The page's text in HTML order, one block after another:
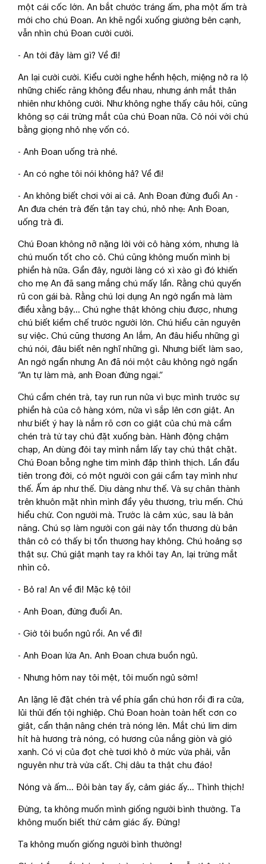
một cái cốc lớn. An bắt chước tráng ấm, pha một ấm trà
mới cho chú Đoan. An khẽ ngồi xuống giường bên cạnh,
vẫn nhìn chú Đoan cười cười.
- An tới đây làm gì? Về đi!
An lại cười cười. Kiểu cười nghe hềnh hệch, miệng nở ra lộ
những chiếc răng không đều nhau, nhưng ánh mắt thản
nhiên như không cười. Như không nghe thấy câu hỏi, cũng
không sợ cái trừng mắt của chú Đoan nữa. Cô nói với chú
bằng giọng nhỏ nhẹ vốn có.
- Anh Đoan uống trà nhé.
- An có nghe tôi nói không hả? Về đi!
- An không biết chơi với ai cả. Anh Đoan đừng đuổi An -
An đưa chén trà đến tận tay chú, nhỏ nhẹ: Anh Đoan,
uống trà đi.
Chú Đoan không nỡ nặng lời với cô hàng xóm, nhưng là
chú muốn tốt cho cô. Chú cũng không muốn mình bị
phiền hà nữa. Gần đây, người làng có xì xào gì đó khiến
cho mẹ An đã sang mắng chú mấy lần. Rằng chú quyến
rũ con gái bà. Rằng chú lợi dụng An ngớ ngẩn mà làm
điều xằng bậy... Chú nghe thật không chịu được, nhưng
chú biết kiềm chế trước người lớn. Chú hiểu căn nguyên
sự việc. Chú cũng thương An lắm, An đâu hiểu những gì
chú nói, đâu biết nên nghĩ những gì. Nhưng biết làm sao,
An ngớ ngẩn nhưng An đã nói một câu không ngớ ngẩn
“An tự làm mà, anh Đoan đừng ngại.”
Chú cầm chén trà, tay run run nửa vì bực mình trước sự
phiền hà của cô hàng xóm, nửa vì sắp lên cơn giật. An
như biết ý hay là nắm rõ cơn co giật của chú mà cầm
chén trà từ tay chú đặt xuống bàn. Hành động chậm
chạp, An dùng đôi tay mình nắm lấy tay chú thật chặt.
Chú Đoan bỗng nghe tim mình đập thình thịch. Lần đầu
tiên trong đời, có một người con gái cầm tay mình như
thế. Ấm áp như thế. Dịu dàng như thế. Và sự chân thành
trên khuôn mặt nhìn mình đầy yêu thương, trìu mến. Chú
hiểu chứ. Con người mà. Trước là cảm xúc, sau là bản
năng. Chú sợ làm người con gái này tổn thương dù bản
thân cô có thấy bị tổn thương hay không. Chú hoảng sợ
thật sự. Chú giật mạnh tay ra khỏi tay An, lại trừng mắt
nhìn cô.
- Bỏ ra! An về đi! Mặc kệ tôi!
- Anh Đoan, đừng đuổi An.
- Giờ tôi buồn ngủ rồi. An về đi!
- Anh Đoan lừa An. Anh Đoan chưa buồn ngủ.
- Nhưng hôm nay tôi mệt, tôi muốn ngủ sớm!
An lặng lẽ đặt chén trà về phía gần chú hơn rồi đi ra cửa,
lủi thủi đến tội nghiệp. Chú Đoan hoàn toàn hết cơn co
giật, cẩn thận nâng chén trà nóng lên. Mắt chú lim dim
hít hà hương trà nóng, có hương của nắng giòn và gió
xanh. Có vị của đọt chè tươi khô ở mức vừa phải, vẫn
nguyên như trà vừa cất. Chị dâu ta thật chu đáo!
Nóng và ấm... Đôi bàn tay ấy, cảm giác ấy... Thình thịch!
Đừng, ta không muốn mình giống người bình thường. Ta
không muốn biết thứ cảm giác ấy. Đừng!
Ta không muốn giống người bình thường!